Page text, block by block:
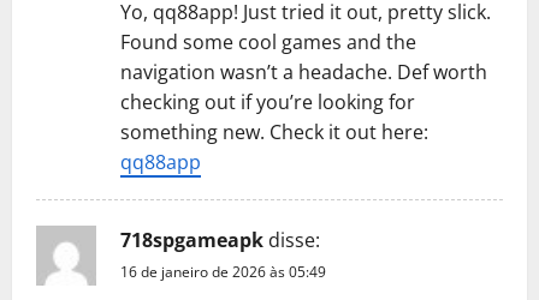
Yo, qq88app! Just tried it out, pretty slick.
Found some cool games and the
navigation wasn’t a headache. Def worth
checking out if you’re looking for
something new. Check it out here:
qq88app
718spgameapk disse:
16 de janeiro de 2026 às 05:49